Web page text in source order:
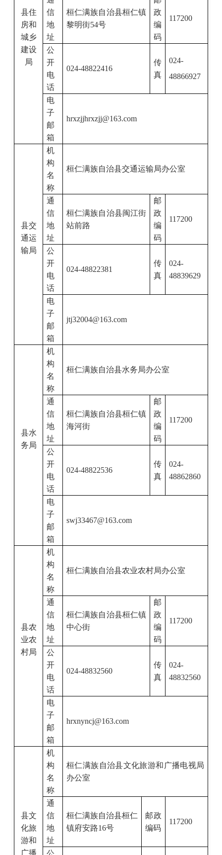
县住
房和
城乡
建设
局
信
地
址
桓仁满族自治县桓仁镇
黎明街54号
政
编
码
117200
公
开
电
话
024-48822416
传
真
024-
48866927
电
子
邮
箱
hrxzjjhrxzjj@163.com
县交
通运
输局
机
构
名
称
桓仁满族自治县交通运输局办公室
通
信
地
址
桓仁满族自治县闽江街
站前路
邮
政
编
码
117200
公
开
电
话
024-48822381
传
真
024-
48839629
电
子
邮
箱
jtj32004@163.com
县水
务局
机
构
名
称
桓仁满族自治县水务局办公室
通
信
地
址
桓仁满族自治县桓仁镇
海河街
邮
政
编
码
117200
公
开
电
话
024-48822536
传
真
024-
48862860
电
子
邮
箱
swj33467@163.com
县农
业农
村局
机
构
名
称
桓仁满族自治县农业农村局办公室
通
信
地
址
桓仁满族自治县桓仁镇
中心街
邮
政
编
码
117200
公
开
电
话
024-48832560
传
真
024-
48832560
电
子
邮
箱
hrxnyncj@163.com
县文
化旅
游和
广播
机
构
名
称
桓仁满族自治县文化旅游和广播电视局
办公室
通
信
地
址
桓仁满族自治县桓仁
镇府安路16号
邮政
编码
117200
公